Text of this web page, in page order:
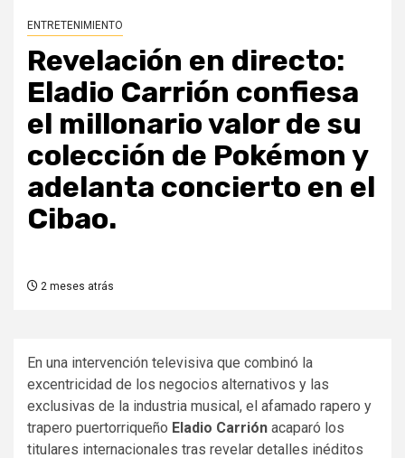
ENTRETENIMIENTO
Revelación en directo:
Eladio Carrión confiesa
el millonario valor de su
colección de Pokémon y
adelanta concierto en el
Cibao.
2 meses atrás
En una intervención televisiva que combinó la
excentricidad de los negocios alternativos y las
exclusivas de la industria musical, el afamado rapero y
trapero puertorriqueño Eladio Carrión acaparó los
titulares internacionales tras revelar detalles inéditos